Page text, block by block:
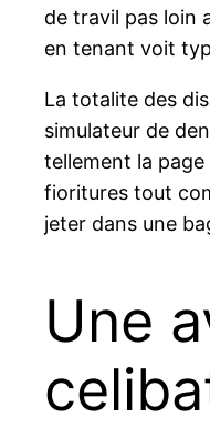
de travil pas loin
en tenant voit
La totalite des
simulateur de
tellement la
fioritures tout
jeter dans une
Une